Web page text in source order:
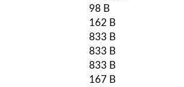
98 B
162 B
833 B
833 B
833 B
167 B